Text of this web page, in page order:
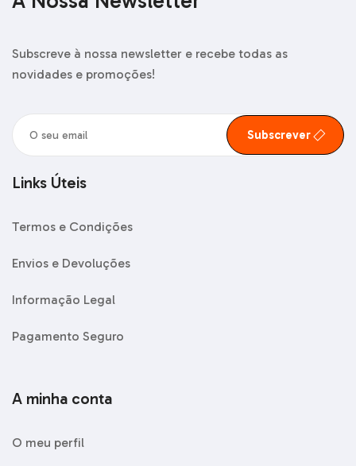
Subscreve à nossa newsletter e recebe todas as
novidades e promoções!
Subscrever
Links Úteis
Termos e Condições
Envios e Devoluções
Informação Legal
Pagamento Seguro
A minha conta
O meu perfil